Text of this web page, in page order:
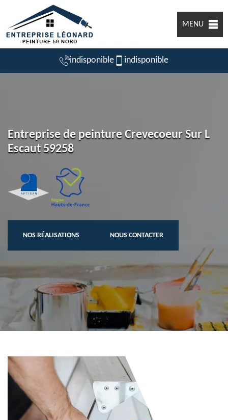
MENU
indisponible indisponible
Entreprise de peinture Crevecoeur Sur L
Escaut 59258
NOS RÉALISATIONS NOUS CONTACTER